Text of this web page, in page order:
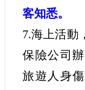
客知悉。
7.海上活動
保險公司
旅遊人身